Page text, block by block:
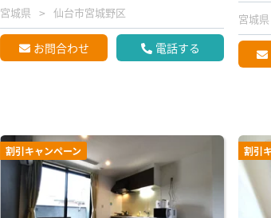
宮城県 仙台市宮城野区
お問合わせ 電話する
宮城県
割引キャンペーン 割引